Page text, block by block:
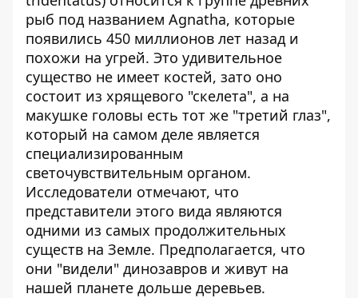
рыб под названием Agnatha, которые
появились 450 миллионов лет назад и
похожи на угрей. Это удивительное
существо не имеет костей, зато оно
состоит из хрящевого "скелета", а на
макушке головы есть тот же "третий глаз",
который на самом деле является
специализированным
светочувствительным органом.
Исследователи отмечают, что
представители этого вида являются
одними из самых продолжительных
существ на Земле. Предполагается, что
они "видели" динозавров и живут на
нашей планете дольше деревьев.